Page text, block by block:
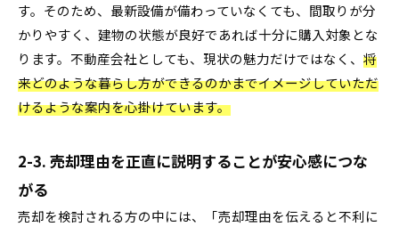
す。そのため、最新設備が備わっていなくても、間取りが分
かりやすく、建物の状態が良好であれば十分に購入対象とな
ります。不動産会社としても、現状の魅力だけではなく、 将
来どのような暮らし方ができるのかまでイメージしていただ
けるような案内を心掛けています。
2-3. 売却理由を正直に説明することが安心感につな
がる
売却を検討される方の中には、「売却理由を伝えると不利に